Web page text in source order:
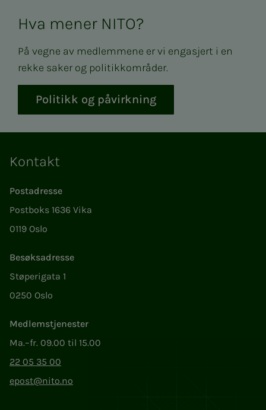
Hva mener NITO?
På vegne av medlemmene er vi engasjert i en
rekke saker og politikkområder.
Politikk og påvirkning
Kontakt
Postadresse
Postboks 1636 Vika
0119 Oslo
Besøksadresse
Støperigata 1
0250 Oslo
Medlemstjenester
Ma.–fr. 09.00 til 15.00
22 05 35 00
epost@nito.no